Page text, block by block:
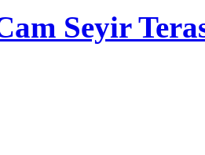
Seyir